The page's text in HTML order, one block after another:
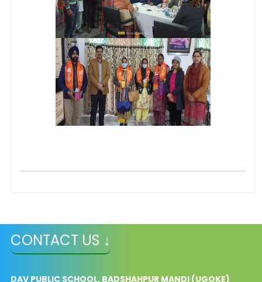
CONTACT US ↓
DAV PUBLIC SCHOOL, BADSHAHPUR MANDI (UGOKE)